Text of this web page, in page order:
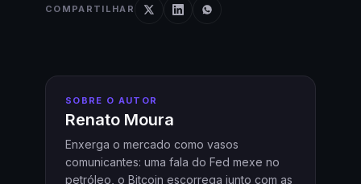
COMPARTILHAR
SOBRE O AUTOR
Renato Moura
Enxerga o mercado como vasos
comunicantes: uma fala do Fed mexe no
petróleo, o Bitcoin escorrega junto com as